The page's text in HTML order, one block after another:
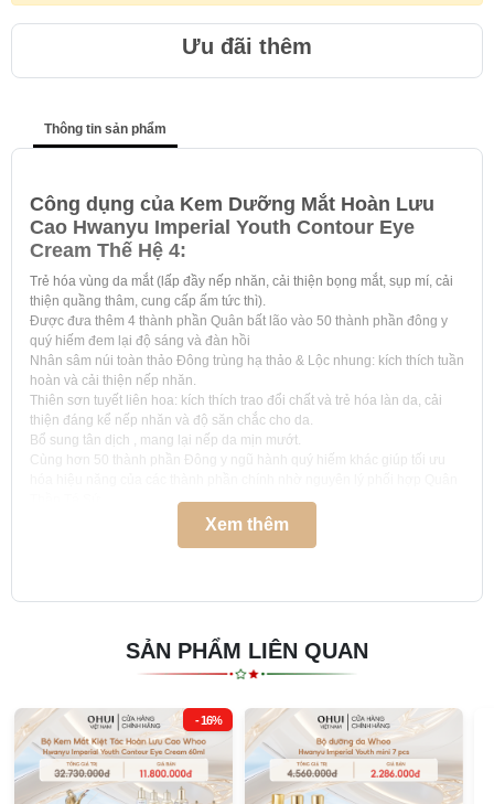
Ưu đãi thêm
Thông tin sản phẩm
Công dụng của Kem Dưỡng Mắt Hoàn Lưu
Cao Hwanyu Imperial Youth Contour Eye
Cream Thế Hệ 4:
Trẻ hóa vùng da mắt (lấp đầy nếp nhăn, cải thiện bọng mắt, sụp mí, cải
thiện quầng thâm, cung cấp ấm tức thì).
Được đưa thêm 4 thành phần Quân bất lão vào 50 thành phần đông y
quý hiếm đem lại độ sáng và đàn hồi
Nhân sâm núi toàn thảo Đông trùng hạ thảo & Lộc nhung: kích thích tuần
hoàn và cải thiện nếp nhăn.
Thiên sơn tuyết liên hoa: kích thích trao đổi chất và trẻ hóa làn da, cải
thiện đáng kể nếp nhăn và độ săn chắc cho da.
Bổ sung tân dịch , mang lại nếp da mịn mướt.
Cùng hơn 50 thành phần Đông y ngũ hành quý hiếm khác giúp tối ưu
Cách sử dụng
Sử dụng Kem Dưỡng Mắt Hoàn Lưu Cao Hwanyu Imperial Youth
sản phẩm vừa đủ ra đầu ngón tay, nên sử dụng ngón tay giữa và ngón
áp út, nhẹ nhàng thoa sản phẩm lên vùng mắt, cả mi mắt trên và dưới,
kết hợp các động tác bấm huyệt để giúp sản phẩm phát huy hiệu quả tốt
hơn.
Xem thêm
SẢN PHẨM LIÊN QUAN
- 16%